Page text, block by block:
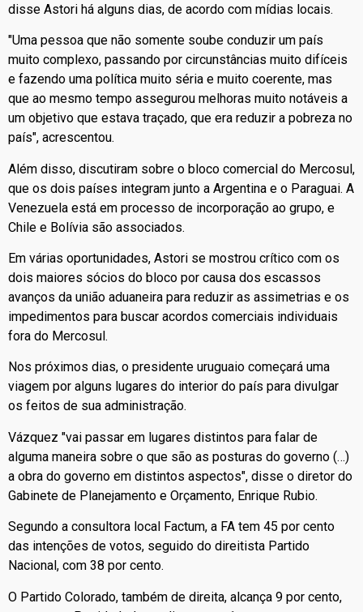
disse Astori há alguns dias, de acordo com mídias locais.
"Uma pessoa que não somente soube conduzir um país
muito complexo, passando por circunstâncias muito difíceis
e fazendo uma política muito séria e muito coerente, mas
que ao mesmo tempo assegurou melhoras muito notáveis a
um objetivo que estava traçado, que era reduzir a pobreza no
país", acrescentou.
Além disso, discutiram sobre o bloco comercial do Mercosul,
que os dois países integram junto a Argentina e o Paraguai. A
Venezuela está em processo de incorporação ao grupo, e
Chile e Bolívia são associados.
Em várias oportunidades, Astori se mostrou crítico com os
dois maiores sócios do bloco por causa dos escassos
avanços da união aduaneira para reduzir as assimetrias e os
impedimentos para buscar acordos comerciais individuais
fora do Mercosul.
Nos próximos dias, o presidente uruguaio começará uma
viagem por alguns lugares do interior do país para divulgar
os feitos de sua administração.
Vázquez "vai passar em lugares distintos para falar de
alguma maneira sobre o que são as posturas do governo (…)
a obra do governo em distintos aspectos", disse o diretor do
Gabinete de Planejamento e Orçamento, Enrique Rubio.
Segundo a consultora local Factum, a FA tem 45 por cento
das intenções de votos, seguido do direitista Partido
Nacional, com 38 por cento.
O Partido Colorado, também de direita, alcança 9 por cento,